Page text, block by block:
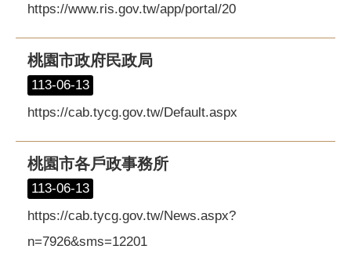
https://www.ris.gov.tw/app/portal/20
桃園市政府民政局
113-06-13
https://cab.tycg.gov.tw/Default.aspx
桃園市各戶政事務所
113-06-13
https://cab.tycg.gov.tw/News.aspx?
n=7926&sms=12201